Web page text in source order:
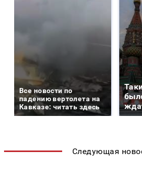
Все новости по
падению вертолета на
Кавказе: читать здесь
Следующая